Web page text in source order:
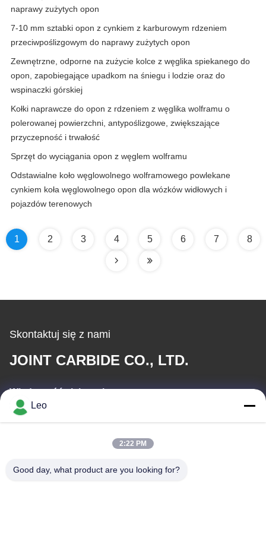
naprawy zużytych opon
7-10 mm sztabki opon z cynkiem z karburowym rdzeniem
przeciwpoślizgowym do naprawy zużytych opon
Zewnętrzne, odporne na zużycie kolce z węglika spiekanego do
opon, zapobiegające upadkom na śniegu i lodzie oraz do
wspinaczki górskiej
Kołki naprawcze do opon z rdzeniem z węglika wolframu o
polerowanej powierzchni, antypoślizgowe, zwiększające
przyczepność i trwałość
Sprzęt do wyciągania opon z węglem wolframu
Odstawialne koło węglowolnego wolframowego powlekane
cynkiem koła węglowolnego opon dla wózków widłowych i
pojazdów terenowych
1 2 3 4 5 6 7 8
Skontaktuj się z nami
JOINT CARBIDE CO., LTD.
Wiadomość elektroniczna
Leo
2:22 PM
Good day, what product are you looking for?